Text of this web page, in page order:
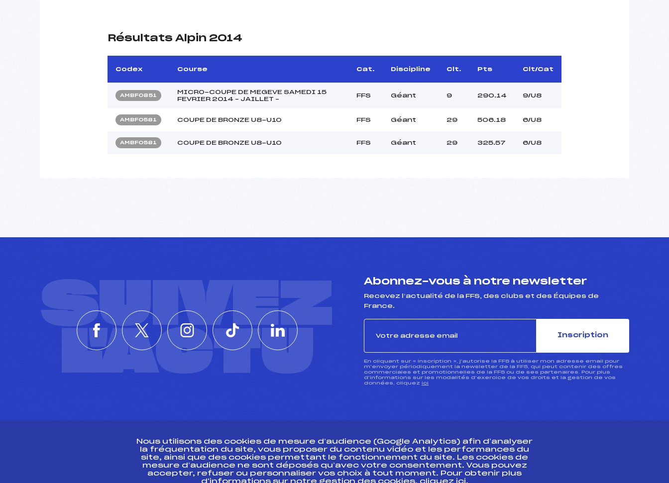
Résultats Alpin 2014
Codex Course Cat. Discipline Clt. Pts Clt/Cat
AMBF0851
MICRO-COUPE DE MEGEVE SAMEDI 15
FEVRIER 2014 – JAILLET –
FFS Géant 9 290.14 9/U8
AMBF0581 COUPE DE BRONZE U8-U10 FFS Géant 29 506.18 6/U8
AMBFO581 COUPE DE BRONZE U8-U10 FFS Géant 29 325.57 6/U8
SUIVEZ
L'ACTU
Abonnez-vous à notre newsletter
Recevez l’actualité de la FFS, des clubs et des Équipes de
France.
Inscription
En cliquant sur « inscription », j’autorise la FFS à utiliser mon adresse email pour
m’envoyer périodiquement la newsletter de la FFS, qui peut contenir des offres
commerciales et promotionnelles de la FFS ou de ses partenaires. Pour plus
d’informations sur les modalités d’exercice de vos droits et la gestion de vos
données, cliquez ici
Ressources
Pass’Neige
Pôle vie de l’athlète
Nous utilisons des cookies de mesure d’audience (Google Analytics) afin d’analyser
la fréquentation du site, vous proposer du contenu vidéo et les performances du
site, ainsi que des cookies permettant le fonctionnement du site. Les cookies de
mesure d’audience ne sont déposés qu’avec votre consentement. Vous pouvez
accepter, refuser ou personnaliser vos choix à tout moment. Pour obtenir plus
d'informations sur notre gestion des cookies, cliquez ici.